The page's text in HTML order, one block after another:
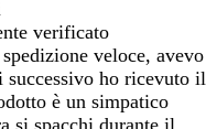
verificato
veloce, avevo
ho ricevuto il
è un simpatico
si spacchi durante il